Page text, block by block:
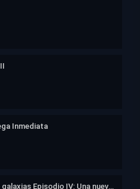
Inmediata
La guerra de las galaxias Episodio IV: Una nueva esperanza